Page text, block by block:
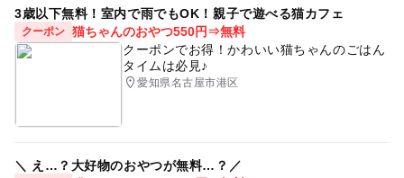
3歳以下無料！室内で雨でもOK！親子で遊べる猫カフェ
クーポン 猫ちゃんのおやつ550円⇒無料
クーポンでお得！かわいい猫ちゃんのごはん
タイムは必見♪
愛知県名古屋市港区
＼ え…？大好物のおやつが無料…？／